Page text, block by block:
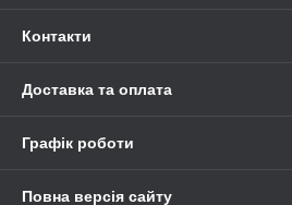
Контакти
Доставка та оплата
Графік роботи
Повна версія сайту